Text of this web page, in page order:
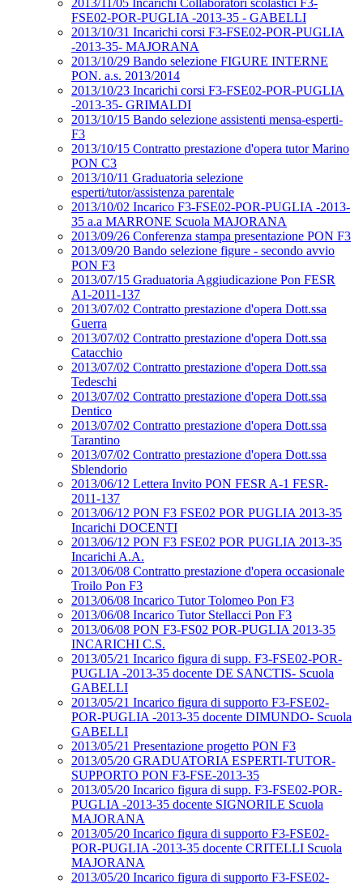
2013/11/05 Incarichi Collaboratori scolastici F3-
FSE02-POR-PUGLIA -2013-35 - GABELLI
2013/10/31 Incarichi corsi F3-FSE02-POR-PUGLIA
-2013-35- MAJORANA
2013/10/29 Bando selezione FIGURE INTERNE
PON. a.s. 2013/2014
2013/10/23 Incarichi corsi F3-FSE02-POR-PUGLIA
-2013-35- GRIMALDI
2013/10/15 Bando selezione assistenti mensa-esperti-
F3
2013/10/15 Contratto prestazione d'opera tutor Marino
PON C3
2013/10/11 Graduatoria selezione
esperti/tutor/assistenza parentale
2013/10/02 Incarico F3-FSE02-POR-PUGLIA -2013-
35 a.a MARRONE Scuola MAJORANA
2013/09/26 Conferenza stampa presentazione PON F3
2013/09/20 Bando selezione figure - secondo avvio
PON F3
2013/07/15 Graduatoria Aggiudicazione Pon FESR
A1-2011-137
2013/07/02 Contratto prestazione d'opera Dott.ssa
Guerra
2013/07/02 Contratto prestazione d'opera Dott.ssa
Catacchio
2013/07/02 Contratto prestazione d'opera Dott.ssa
Tedeschi
2013/07/02 Contratto prestazione d'opera Dott.ssa
Dentico
2013/07/02 Contratto prestazione d'opera Dott.ssa
Tarantino
2013/07/02 Contratto prestazione d'opera Dott.ssa
Sblendorio
2013/06/12 Lettera Invito PON FESR A-1 FESR-
2011-137
2013/06/12 PON F3 FSE02 POR PUGLIA 2013-35
Incarichi DOCENTI
2013/06/12 PON F3 FSE02 POR PUGLIA 2013-35
Incarichi A.A.
2013/06/08 Contratto prestazione d'opera occasionale
Troilo Pon F3
2013/06/08 Incarico Tutor Tolomeo Pon F3
2013/06/08 Incarico Tutor Stellacci Pon F3
2013/06/08 PON F3-FS02 POR-PUGLIA 2013-35
INCARICHI C.S.
2013/05/21 Incarico figura di supp. F3-FSE02-POR-
PUGLIA -2013-35 docente DE SANCTIS- Scuola
GABELLI
2013/05/21 Incarico figura di supporto F3-FSE02-
POR-PUGLIA -2013-35 docente DIMUNDO- Scuola
GABELLI
2013/05/21 Presentazione progetto PON F3
2013/05/20 GRADUATORIA ESPERTI-TUTOR-
SUPPORTO PON F3-FSE-2013-35
2013/05/20 Incarico figura di supp. F3-FSE02-POR-
PUGLIA -2013-35 docente SIGNORILE Scuola
MAJORANA
2013/05/20 Incarico figura di supporto F3-FSE02-
POR-PUGLIA -2013-35 docente CRITELLI Scuola
MAJORANA
2013/05/20 Incarico figura di supporto F3-FSE02-